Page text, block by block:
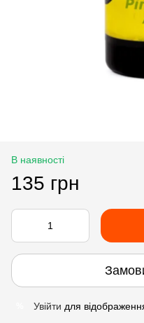
В наявності
135 грн
Увійти для